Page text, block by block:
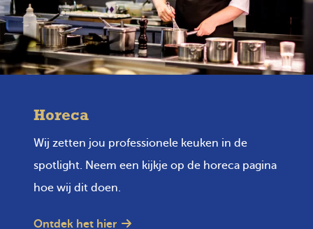
Horeca
Wij zetten jou professionele keuken in de
spotlight. Neem een kijkje op de horeca pagina
hoe wij dit doen.
Ontdek het hier